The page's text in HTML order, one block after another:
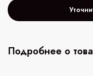
Подробнее о